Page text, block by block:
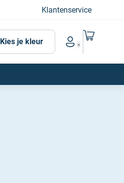
Klantenservice
Kies je kleur
Account menu
Naar mijn